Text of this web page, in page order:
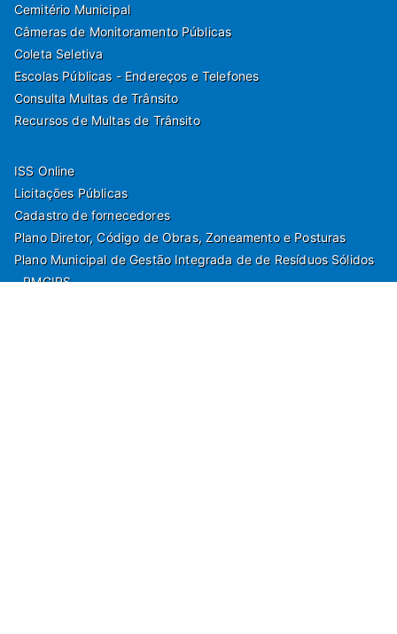
Cemitério Municipal
Câmeras de Monitoramento Públicas
Coleta Seletiva
Escolas Públicas - Endereços e Telefones
Consulta Multas de Trânsito
Recursos de Multas de Trânsito
ISS Online
Licitações Públicas
Cadastro de fornecedores
Plano Diretor, Código de Obras, Zoneamento e Posturas
Plano Municipal de Gestão Integrada de de Resíduos Sólidos
- PMGIRS